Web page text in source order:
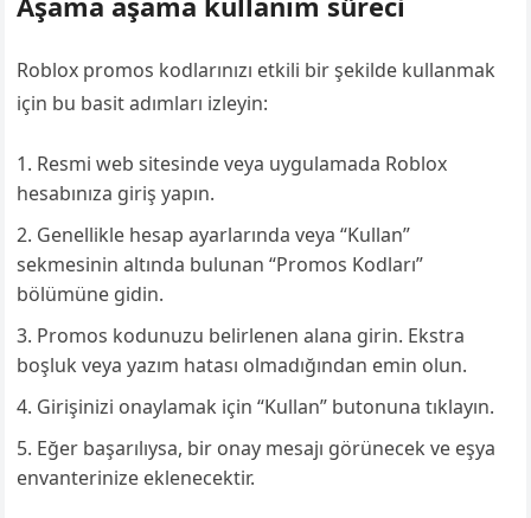
Roblox promos kodlarınızı etkili bir şekilde kullanmak
için bu basit adımları izleyin:
Resmi web sitesinde veya uygulamada Roblox
hesabınıza giriş yapın.
Genellikle hesap ayarlarında veya “Kullan”
sekmesinin altında bulunan “Promos Kodları”
bölümüne gidin.
Promos kodunuzu belirlenen alana girin. Ekstra
boşluk veya yazım hatası olmadığından emin olun.
Girişinizi onaylamak için “Kullan” butonuna tıklayın.
Eğer başarılıysa, bir onay mesajı görünecek ve eşya
envanterinize eklenecektir.